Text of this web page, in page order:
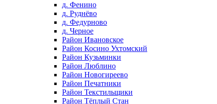
д. Фенино
д. Руднёво
д. Федурново
д. Черное
Район Ивановское
Район Косино Ухтомский
Район Кузьминки
Район Люблино
Район Новогиреево
Район Печатники
Район Текстильщики
Район Тёплый Стан